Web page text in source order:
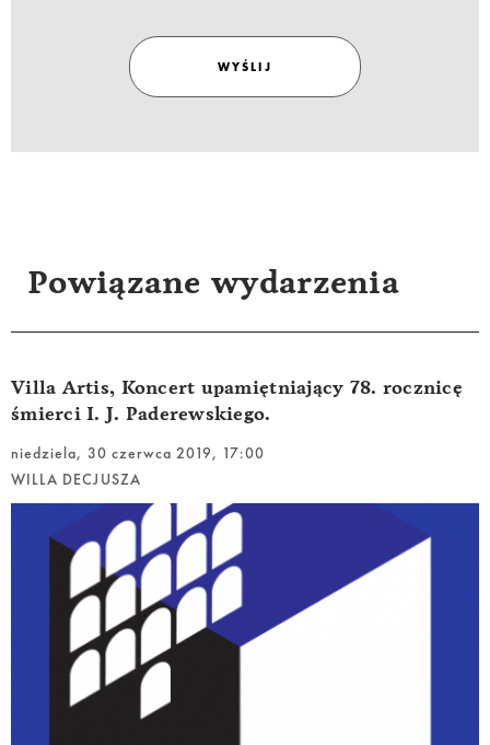
WYŚLIJ
Powiązane wydarzenia
Villa Artis, Koncert upamiętniający 78. rocznicę
śmierci I. J. Paderewskiego.
niedziela, 30 czerwca 2019, 17:00
WILLA DECJUSZA